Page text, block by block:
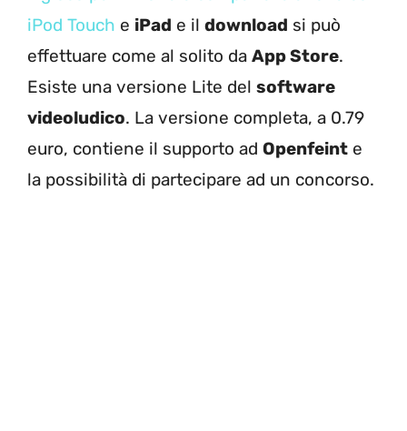
iPod Touch e iPad e il download si può
effettuare come al solito da App Store.
Esiste una versione Lite del software
videoludico. La versione completa, a 0.79
euro, contiene il supporto ad Openfeint e
la possibilità di partecipare ad un concorso.